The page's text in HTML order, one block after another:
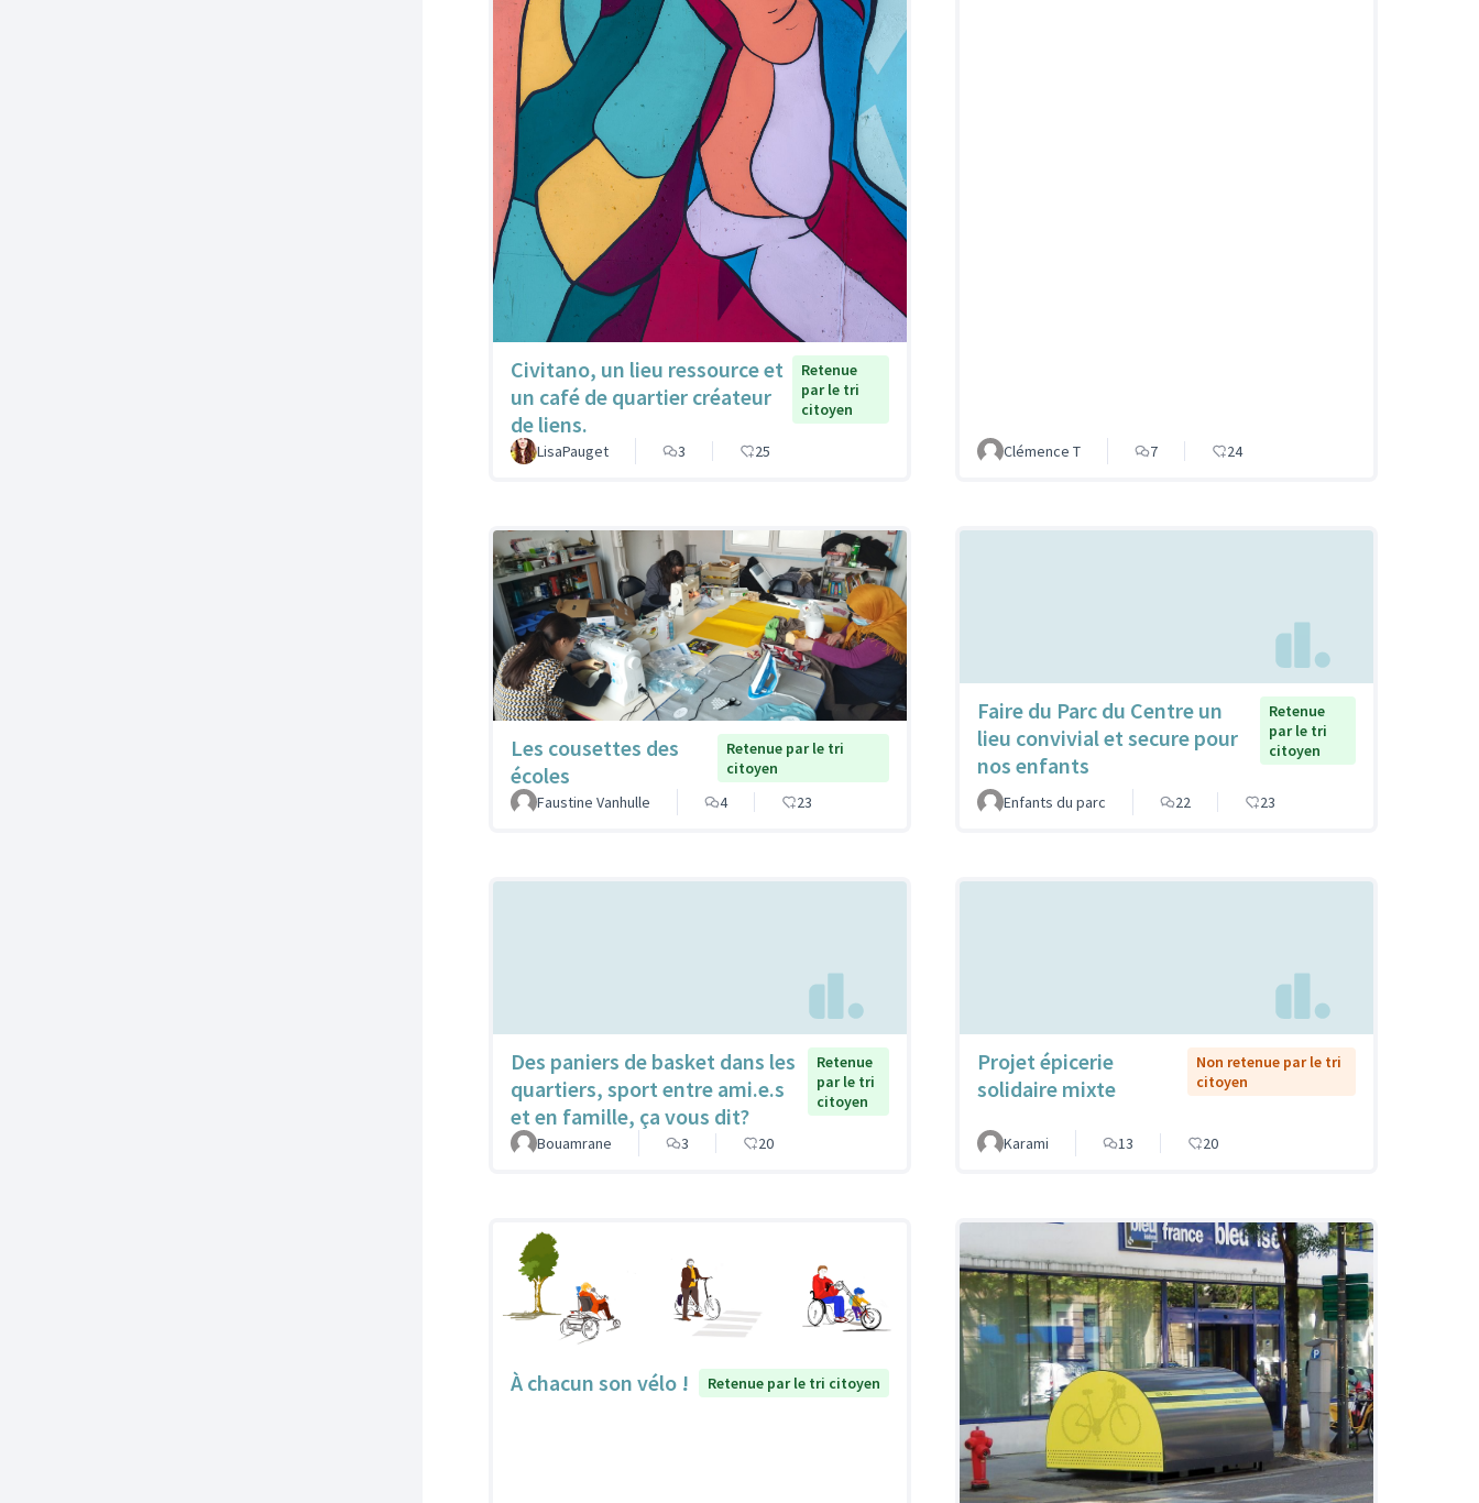
Civitano, un lieu ressource et
un café de quartier créateur
de liens.
Retenue
par le tri
citoyen
LisaPauget 3 25 Clémence T 7 24
Les cousettes des
écoles
Retenue par le tri
citoyen
Faustine Vanhulle
4 23
Faire du Parc du Centre un
lieu convivial et secure pour
nos enfants
Retenue
par le tri
citoyen
Enfants du parc 22 23
Des paniers de basket dans les
quartiers, sport entre ami.e.s
et en famille, ça vous dit?
Retenue
par le tri
citoyen
Bouamrane 3 20
Projet épicerie
solidaire mixte
Non retenue par le tri
citoyen
Karami 13 20
À chacun son vélo ! Retenue par le tri citoyen